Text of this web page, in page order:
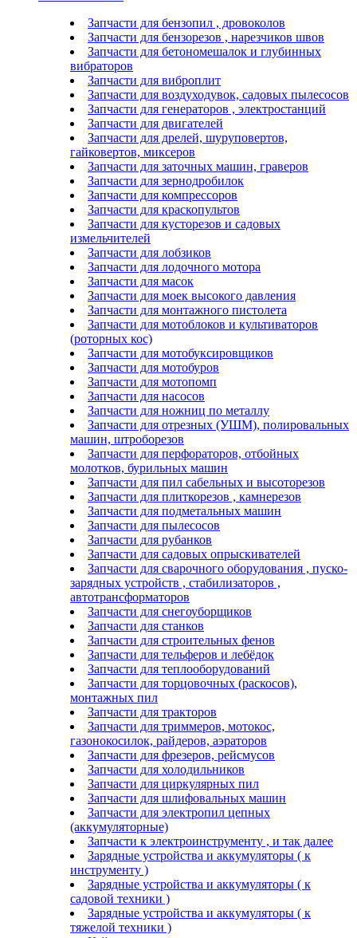
Запчасти для бензопил , дровоколов
Запчасти для бензорезов , нарезчиков швов
Запчасти для бетономешалок и глубинных
вибраторов
Запчасти для виброплит
Запчасти для воздуходувок, садовых пылесосов
Запчасти для генераторов , электростанций
Запчасти для двигателей
Запчасти для дрелей, шуруповертов,
гайковертов, миксеров
Запчасти для заточных машин, граверов
Запчасти для зернодробилок
Запчасти для компрессоров
Запчасти для краскопультов
Запчасти для кусторезов и садовых
измельчителей
Запчасти для лобзиков
Запчасти для лодочного мотора
Запчасти для масок
Запчасти для моек высокого давления
Запчасти для монтажного пистолета
Запчасти для мотоблоков и культиваторов
(роторных кос)
Запчасти для мотобуксировщиков
Запчасти для мотобуров
Запчасти для мотопомп
Запчасти для насосов
Запчасти для ножниц по металлу
Запчасти для отрезных (УШМ), полировальных
машин, штроборезов
Запчасти для перфораторов, отбойных
молотков, бурильных машин
Запчасти для пил сабельных и высоторезов
Запчасти для плиткорезов , камнерезов
Запчасти для подметальных машин
Запчасти для пылесосов
Запчасти для рубанков
Запчасти для садовых опрыскивателей
Запчасти для сварочного оборудования , пуско-
зарядных устройств , стабилизаторов ,
автотрансформаторов
Запчасти для снегоуборщиков
Запчасти для станков
Запчасти для строительных фенов
Запчасти для тельферов и лебёдок
Запчасти для теплооборудований
Запчасти для торцовочных (раскосов),
монтажных пил
Запчасти для тракторов
Запчасти для триммеров, мотокос,
газонокосилок, райдеров, аэраторов
Запчасти для фрезеров, рейсмусов
Запчасти для холодильников
Запчасти для циркулярных пил
Запчасти для шлифовальных машин
Запчасти для электропил цепных
(аккумуляторные)
Запчасти к электроинструменту , и так далее
Зарядные устройства и аккумуляторы ( к
инструменту )
Зарядные устройства и аккумуляторы ( к
садовой техники )
Зарядные устройства и аккумуляторы ( к
тяжелой техники )